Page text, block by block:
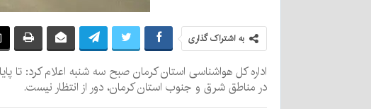
به اشتراک گذاری
اداره کل هواشناسی استان کرمان صبح سه شنبه اعلام کرد: تا
در مناطق شرق و جنوب استان کرمان، دور از انتظار نیست.